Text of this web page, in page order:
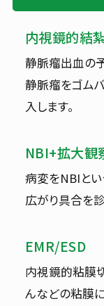
内視鏡的結
静脈瘤出血の
静脈瘤をゴム
入します。
NBI+拡大観
病変をNBIと
広がり具合を診
EMR/ESD
内視鏡的粘膜
んなどの粘膜